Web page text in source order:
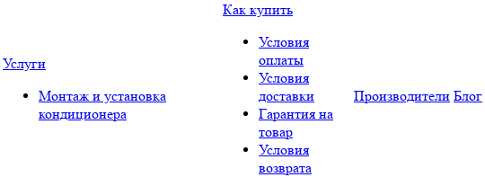
Услуги
Монтаж и установка
кондиционера
Как купить
Условия
оплаты
Условия
доставки
Гарантия на
товар
Условия
возврата
Производители Блог